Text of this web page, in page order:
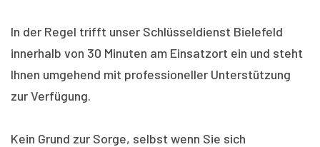
In der Regel trifft unser Schlüsseldienst Bielefeld
innerhalb von 30 Minuten am Einsatzort ein und steht
Ihnen umgehend mit professioneller Unterstützung
zur Verfügung.
Kein Grund zur Sorge, selbst wenn Sie sich